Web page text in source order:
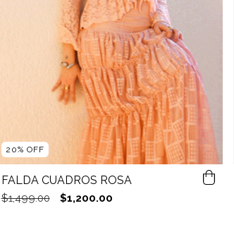
20% OFF
FALDA CUADROS ROSA
$1,499.00 $1,200.00